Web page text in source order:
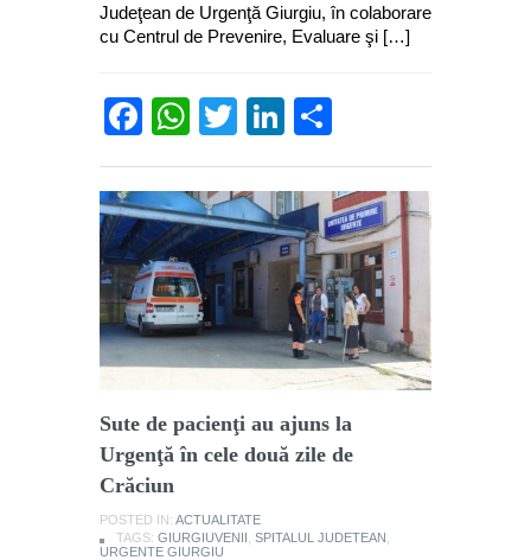
Judeţean de Urgenţă Giurgiu, în colaborare
cu Centrul de Prevenire, Evaluare şi […]
Facebook
WhatsApp
TwitterLinkedIn
Sute de pacienţi au ajuns la
Urgenţă în cele două zile de
Crăciun
POSTED IN: ACTUALITATE
TAGS: GIURGIUVENII SPITALUL JUDETEAN
URGENTE GIURGIU